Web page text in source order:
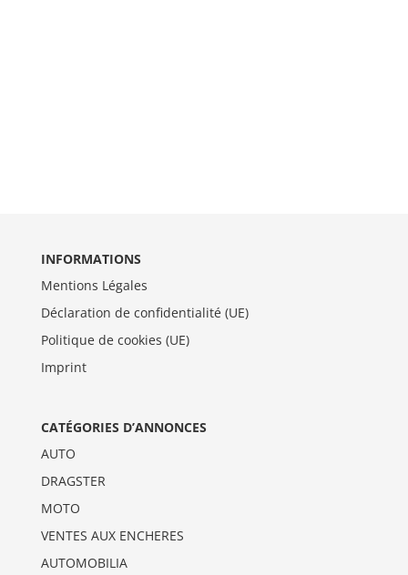
INFORMATIONS
Mentions Légales
Déclaration de confidentialité (UE)
Politique de cookies (UE)
Imprint
CATÉGORIES D’ANNONCES
AUTO
DRAGSTER
MOTO
VENTES AUX ENCHERES
AUTOMOBILIA